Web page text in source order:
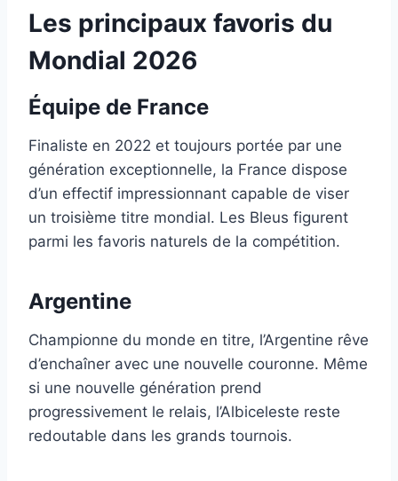
Les principaux favoris du
Mondial 2026
Équipe de France
Finaliste en 2022 et toujours portée par une
génération exceptionnelle, la France dispose
d’un effectif impressionnant capable de viser
un troisième titre mondial. Les Bleus figurent
parmi les favoris naturels de la compétition.
Argentine
Championne du monde en titre, l’Argentine rêve
d’enchaîner avec une nouvelle couronne. Même
si une nouvelle génération prend
progressivement le relais, l’Albiceleste reste
redoutable dans les grands tournois.